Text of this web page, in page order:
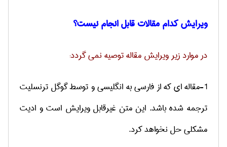
ویرایش کدام مقالات قابل انجام نیست؟
در موارد زیر ویرایش مقاله توصیه نمی گردد:
1-مقاله ای که از فارسی به انگلیسی و توسط گوگل ترنسلیت
ترجمه شده باشد. این متن غیرقابل ویرایش است و ادیت
مشکلی حل نخواهد کرد.